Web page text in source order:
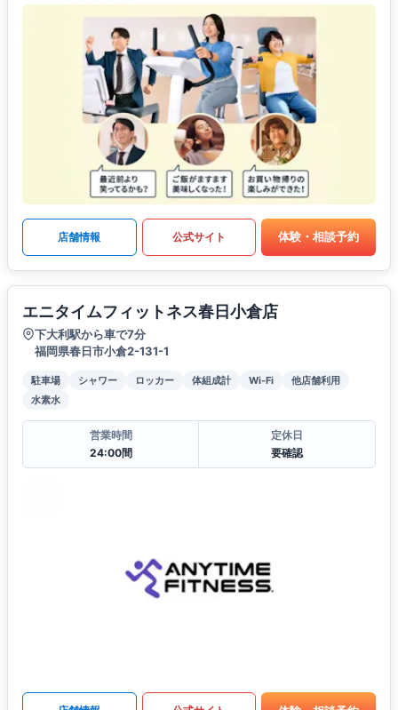
店舗情報 公式サイト 体験・相談予約
エニタイムフィットネス春日小倉店
下大利駅から車で7分
福岡県春日市小倉2-131-1
駐車場 シャワー ロッカー 体組成計 Wi-Fi
他店舗利用
水素水
営業時間
24:00間
定休日
要確認